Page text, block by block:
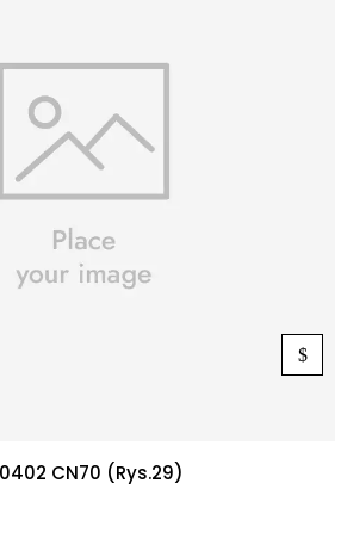
CN70 (rys.29)